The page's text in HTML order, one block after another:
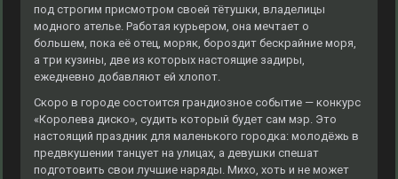
под строгим присмотром своей тётушки, владелицы
модного ателье. Работая курьером, она мечтает о
большем, пока её отец, моряк, бороздит бескрайние моря,
а три кузины, две из которых настоящие задиры,
ежедневно добавляют ей хлопот.
Скоро в городе состоится грандиозное событие — конкурс
«Королева диско», судить который будет сам мэр. Это
настоящий праздник для маленького городка: молодёжь в
предвкушении танцует на улицах, а девушки спешат
подготовить свои лучшие наряды. Михо, хоть и не может